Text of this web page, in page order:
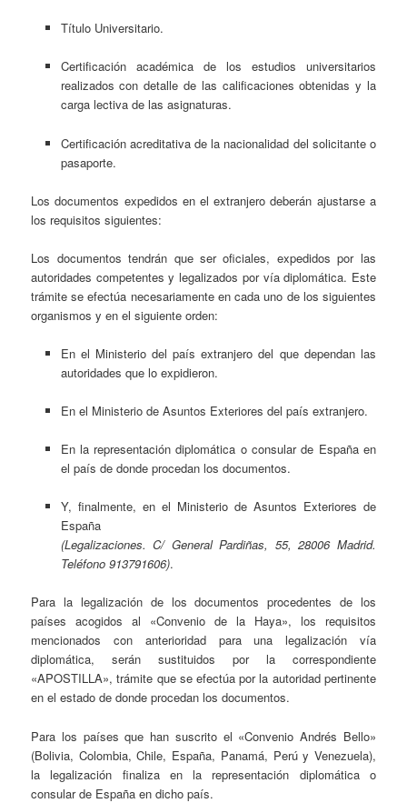
Título Universitario.
Certificación académica de los estudios universitarios
realizados con detalle de las calificaciones obtenidas y la
carga lectiva de las asignaturas.
Certificación acreditativa de la nacionalidad del solicitante o
pasaporte.
Los documentos expedidos en el extranjero deberán ajustarse a
los requisitos siguientes:
Los documentos tendrán que ser oficiales, expedidos por las
autoridades competentes y legalizados por vía diplomática. Este
trámite se efectúa necesariamente en cada uno de los siguientes
organismos y en el siguiente orden:
En el Ministerio del país extranjero del que dependan las
autoridades que lo expidieron.
En el Ministerio de Asuntos Exteriores del país extranjero.
En la representación diplomática o consular de España en
el país de donde procedan los documentos.
Y, finalmente, en el Ministerio de Asuntos Exteriores de
España
(Legalizaciones. C/ General Pardiñas, 55, 28006 Madrid.
Teléfono 913791606).
Para la legalización de los documentos procedentes de los
países acogidos al «Convenio de la Haya», los requisitos
mencionados con anterioridad para una legalización vía
diplomática, serán sustituidos por la correspondiente
«APOSTILLA», trámite que se efectúa por la autoridad pertinente
en el estado de donde procedan los documentos.
Para los países que han suscrito el «Convenio Andrés Bello»
(Bolivia, Colombia, Chile, España, Panamá, Perú y Venezuela),
la legalización finaliza en la representación diplomática o
consular de España en dicho país.